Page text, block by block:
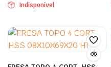
Indisponível